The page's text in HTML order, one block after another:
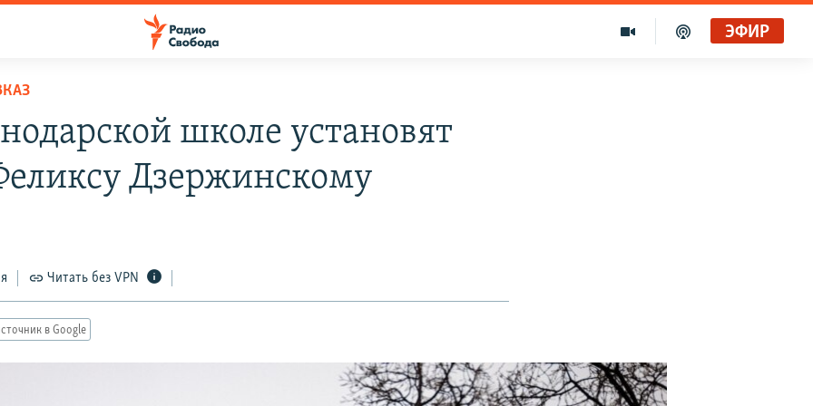
ЭФИР
школе установят
Дзержинскому
Читать без VPN
в Google